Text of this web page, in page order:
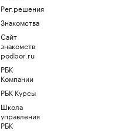
Рег.решения
Знакомства
Сайт
знакомств
podbor.ru
РБК
Компании
РБК Курсы
Школа
управления
РБК